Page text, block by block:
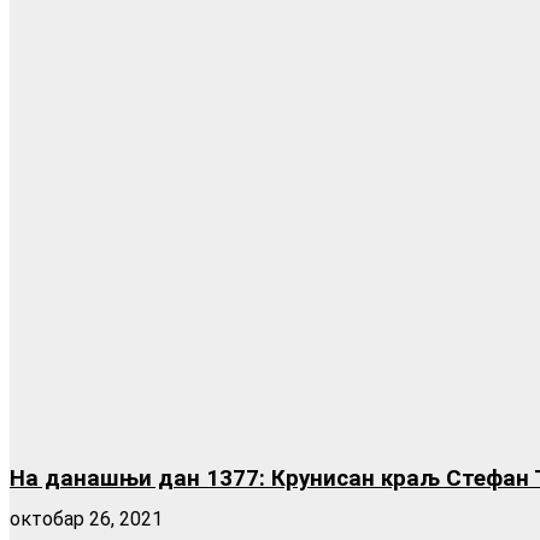
На данашњи дан 1377: Крунисан краљ Стефан
октобар 26, 2021